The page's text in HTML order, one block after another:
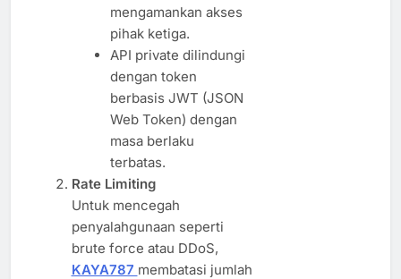
mengamankan akses
pihak ketiga.
API private dilindungi
dengan token
berbasis JWT (JSON
Web Token) dengan
masa berlaku
terbatas.
Rate Limiting
Untuk mencegah
penyalahgunaan seperti
brute force atau DDoS,
KAYA787 membatasi jumlah